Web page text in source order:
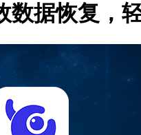
数据恢复，